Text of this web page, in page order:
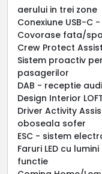
aerului in trei zone
Conexiune USB-C
Covorase fata/
Crew Protect Assist
Sistem proactiv
pasagerilor
DAB - receptie
Design Interior
Driver Activity
oboseala sofer
ESC - sistem
Faruri LED cu
functie